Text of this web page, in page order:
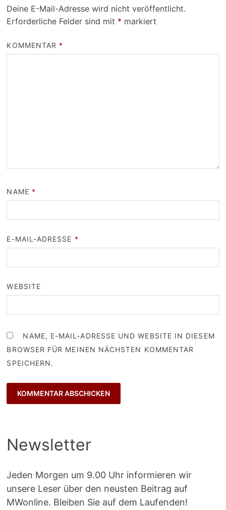
Deine E-Mail-Adresse wird nicht veröffentlicht.
Erforderliche Felder sind mit * markiert
KOMMENTAR *
NAME *
E-MAIL-ADRESSE *
WEBSITE
NAME, E-MAIL-ADRESSE UND WEBSITE IN DIESEM
BROWSER FÜR MEINEN NÄCHSTEN KOMMENTAR
SPEICHERN.
Newsletter
Jeden Morgen um 9.00 Uhr informieren wir
unsere Leser über den neusten Beitrag auf
MWonline. Bleiben Sie auf dem Laufenden!